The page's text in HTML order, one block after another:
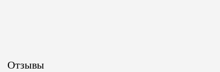
Отзывы